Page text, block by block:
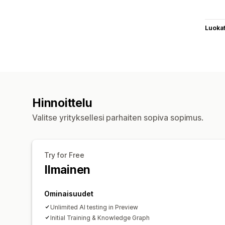
Luokat
Hinnoittelu
Valitse yrityksellesi parhaiten sopiva sopimus.
Try for Free
Ilmainen
Ominaisuudet
Unlimited AI testing in Preview
Initial Training & Knowledge Graph